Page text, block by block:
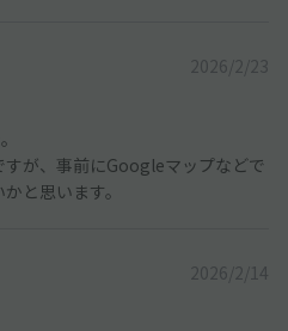
2026/2/23
すが、事前にGoogleマップなどで
と思います。
2026/2/14